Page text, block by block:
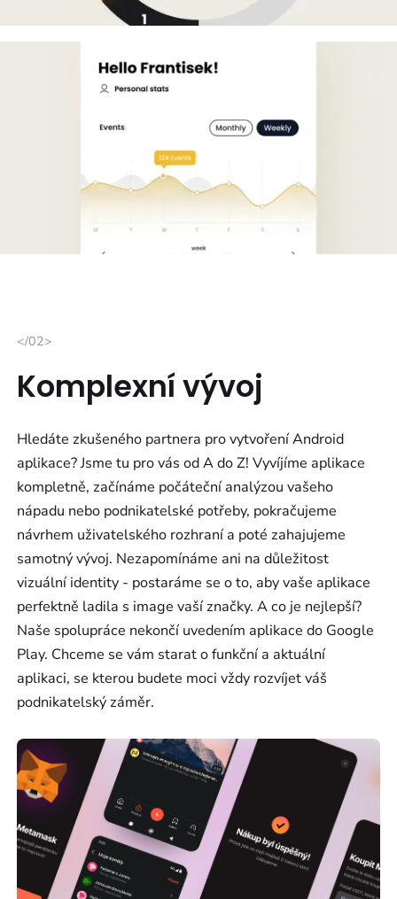
</02>
Komplexní vývoj
Hledáte zkušeného partnera pro vytvoření Android
aplikace? Jsme tu pro vás od A do Z! Vyvíjíme aplikace
kompletně, začínáme počáteční analýzou vašeho
nápadu nebo podnikatelské potřeby, pokračujeme
návrhem uživatelského rozhraní a poté zahajujeme
samotný vývoj. Nezapomínáme ani na důležitost
vizuální identity - postaráme se o to, aby vaše aplikace
perfektně ladila s image vaší značky. A co je nejlepší?
Naše spolupráce nekončí uvedením aplikace do Google
Play. Chceme se vám starat o funkční a aktuální
aplikaci, se kterou budete moci vždy rozvíjet váš
podnikatelský záměr.